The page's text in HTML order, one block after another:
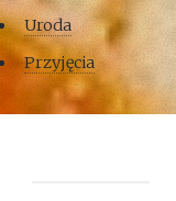
Uroda
Przyjęcia